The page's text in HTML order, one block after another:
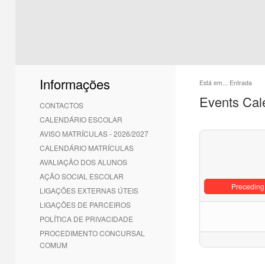
Informações
CONTACTOS
CALENDÁRIO ESCOLAR
AVISO MATRÍCULAS - 2026/2027
CALENDÁRIO MATRÍCULAS
AVALIAÇÃO DOS ALUNOS
AÇÃO SOCIAL ESCOLAR
LIGAÇÕES EXTERNAS ÚTEIS
LIGAÇÕES DE PARCEIROS
POLÍTICA DE PRIVACIDADE
PROCEDIMENTO CONCURSAL
COMUM
Está em... Entrada
Events